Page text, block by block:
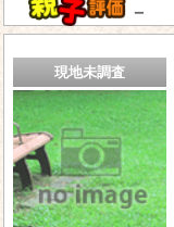
－
現地未調査